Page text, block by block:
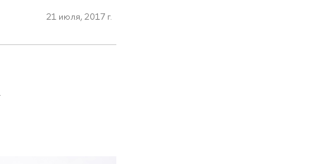
21 июля, 2017 г.